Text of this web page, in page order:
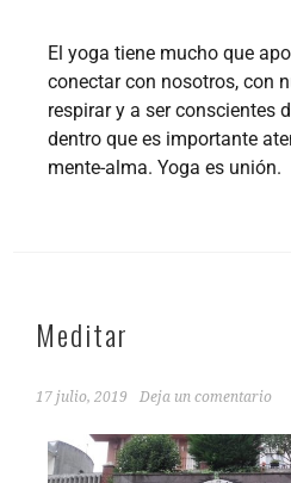
El yoga tiene mucho que
conectar con nosotros, con
respirar y a ser conscientes
dentro que es importante
mente-alma. Yoga es unión.
Meditar
17 julio, 2019 Deja un comentario